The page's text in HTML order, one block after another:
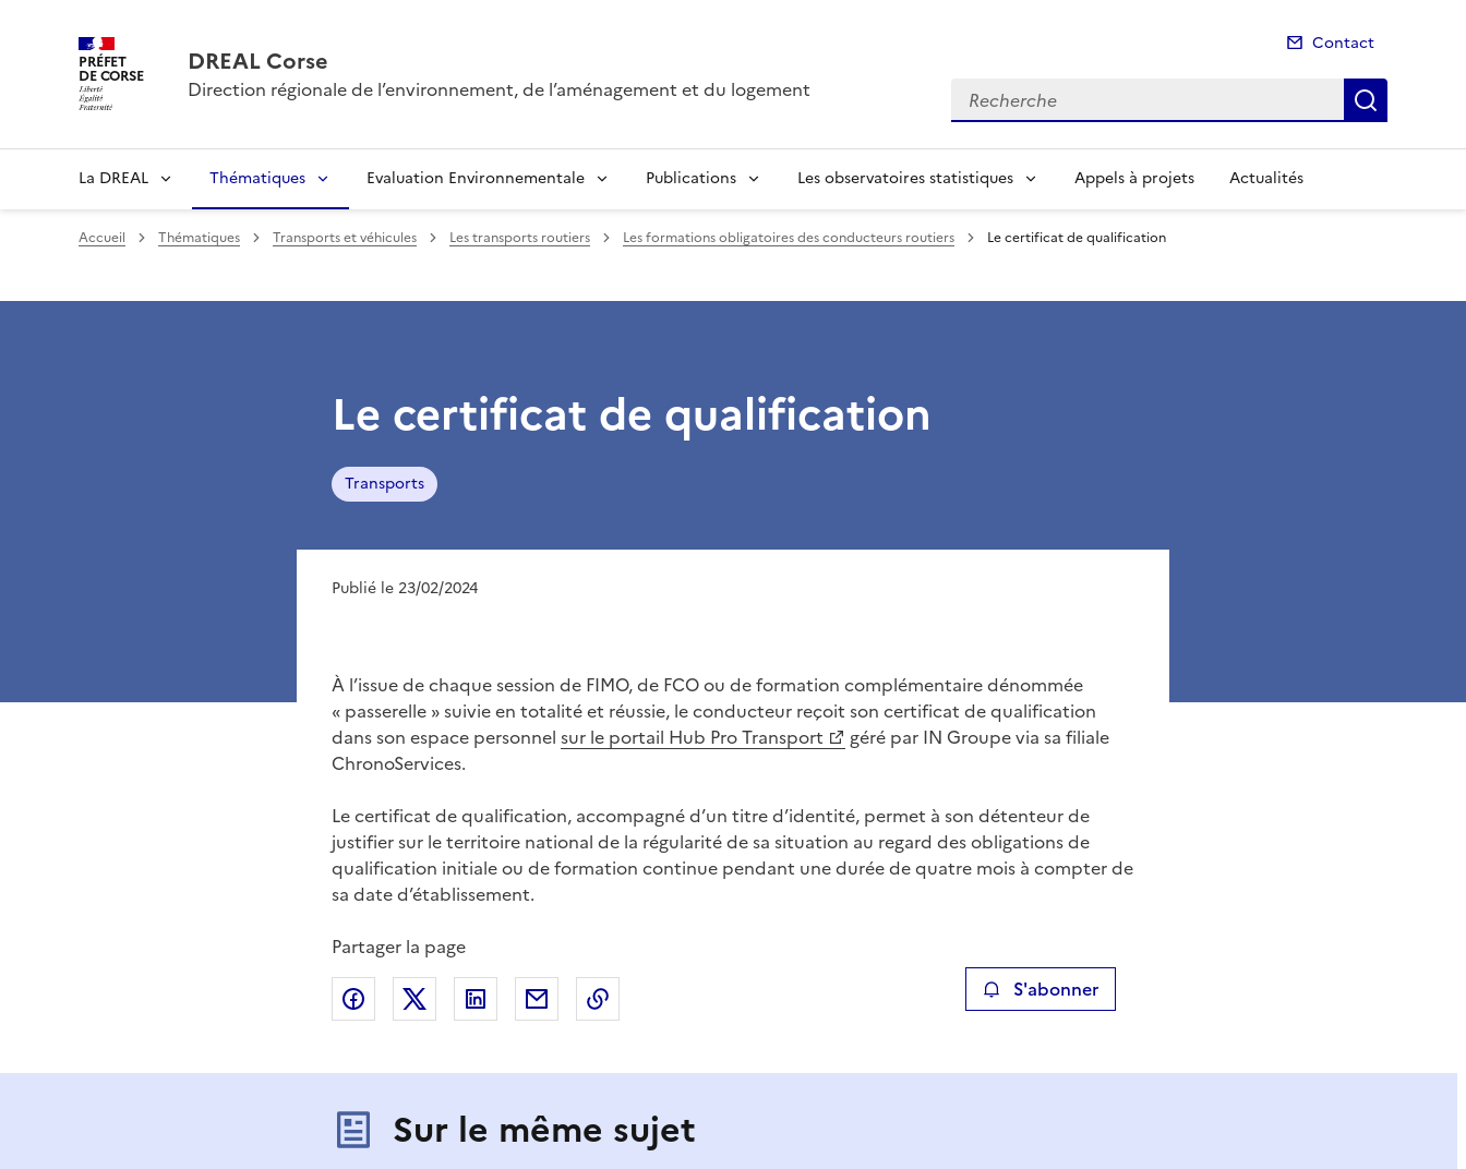
PRÉFET
DE CORSE DREAL Corse
Direction régionale de l’environnement, de l’aménagement et du logement
Contact
Recherche
La DREAL Thématiques Evaluation Environnementale Publications Les observatoires statistiques Appels à projets Actualités
Accueil Thématiques Transports et véhicules Les transports routiers Les formations obligatoires des conducteurs routiers Le certificat de qualification
Le certificat de qualification
Transports
Publié le 23/02/2024
À l’issue de chaque session de FIMO, de FCO ou de formation complémentaire dénommée
« passerelle » suivie en totalité et réussie, le conducteur reçoit son certificat de qualification
dans son espace personnel sur le portail Hub Pro Transport
géré par IN Groupe via sa filiale
ChronoServices.
Le certificat de qualification, accompagné d’un titre d’identité, permet à son détenteur de
justifier sur le territoire national de la régularité de sa situation au regard des obligations de
qualification initiale ou de formation continue pendant une durée de quatre mois à compter de
sa date d’établissement.
Partager la page
Partager sur Facebook
Partager sur XPartager sur LinkedIn
Partager par emailCopier le lien de la page dans le presse-papier S'abonner
Sur le même sujet